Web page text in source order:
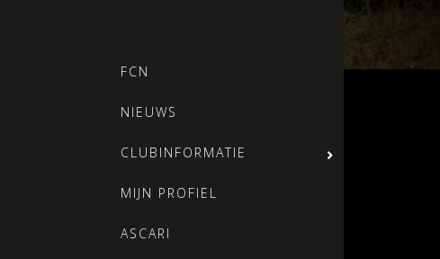
FCN
NIEUWS
CLUBINFORMATIE
MIJN PROFIEL
ASCARI